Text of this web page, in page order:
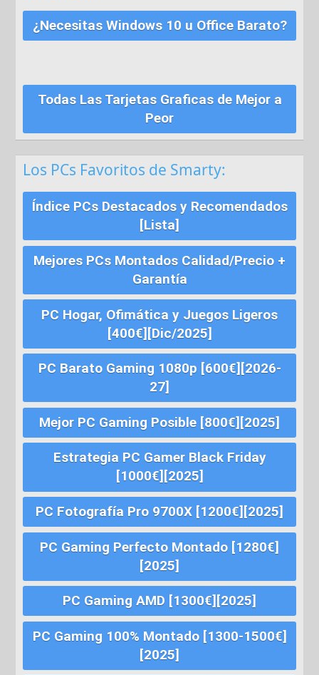
¿Necesitas Windows 10 u Office Barato?
Todas Las Tarjetas Graficas de Mejor a
Peor
Los PCs Favoritos de Smarty:
Índice PCs Destacados y Recomendados
[Lista]
Mejores PCs Montados Calidad/Precio +
Garantía
PC Hogar, Ofimática y Juegos Ligeros
[400€][Dic/2025]
PC Barato Gaming 1080p [600€][2026-
27]
Mejor PC Gaming Posible [800€][2025]
Estrategia PC Gamer Black Friday
[1000€][2025]
PC Fotografía Pro 9700X [1200€][2025]
PC Gaming Perfecto Montado [1280€]
[2025]
PC Gaming AMD [1300€][2025]
PC Gaming 100% Montado [1300-1500€]
[2025]